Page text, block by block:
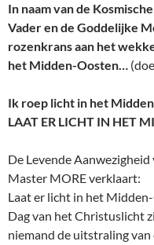
In naam van de
Vader en de Goddelijke
rozenkrans aan het
het Midden-Oosten…
Ik roep licht in het
LAAT ER LICHT IN HET
De Levende
Master MORE verklaart:
Laat er licht in het
Dag van het Christuslicht
niemand de uitstraling van